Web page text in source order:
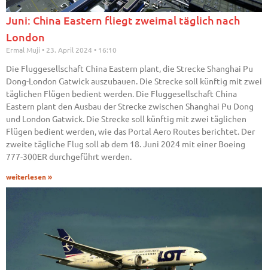
Juni: China Eastern fliegt zweimal täglich nach
London
Ermal Muji 23. April 2024 16:10
Die Fluggesellschaft China Eastern plant, die Strecke Shanghai Pu
Dong-London Gatwick auszubauen. Die Strecke soll künftig mit zwei
täglichen Flügen bedient werden. Die Fluggesellschaft China
Eastern plant den Ausbau der Strecke zwischen Shanghai Pu Dong
und London Gatwick. Die Strecke soll künftig mit zwei täglichen
Flügen bedient werden, wie das Portal Aero Routes berichtet. Der
zweite tägliche Flug soll ab dem 18. Juni 2024 mit einer Boeing
777-300ER durchgeführt werden.
weiterlesen »